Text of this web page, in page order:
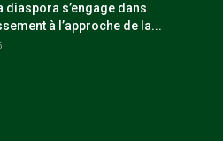
diaspora s’engage dans
à l’approche de la...